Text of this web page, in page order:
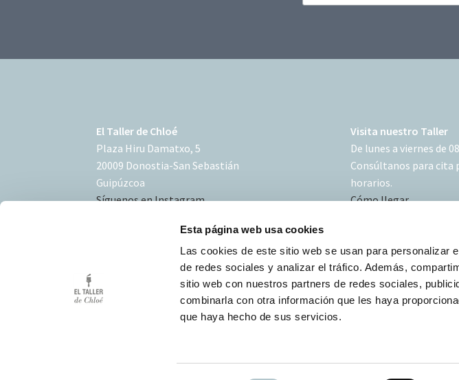
Esta página web usa cookies
Las cookies de este sitio web se usan para personalizar
de redes sociales y analizar el tráfico. Además,
sitio web con nuestros partners de redes sociales,
combinarla con otra información que les haya
que haya hecho de sus servicios.
El Taller de Chloé
Plaza Hiru Damatxo, 5
20009 Donostia-San Sebastián
Guipúzcoa
Síguenos en Instagram
Visita nuestro Taller
De lunes a viernes de
Consúltanos para cita
horarios.
Cómo llegar
Condiciones de uso
Política de Cookies